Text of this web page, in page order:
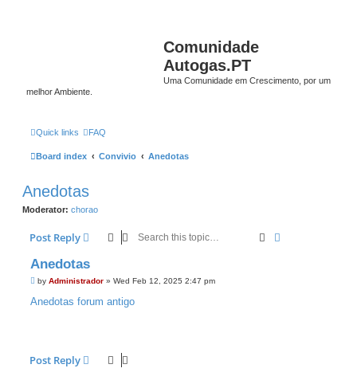
Comunidade
Autogas.PT
Uma Comunidade em Crescimento, por um
melhor Ambiente.
Quick links FAQ
Board index Convivio Anedotas
Anedotas
Moderator: chorao
Post Reply Search
Anedotas
P
s
by Administrador » Wed Feb 12, 2025 2:47 pm
Anedotas forum antigo
Post Reply